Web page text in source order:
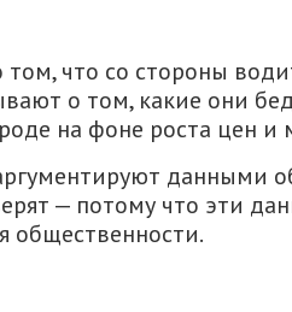
что со стороны
о том, какие они
на фоне роста цен
данными
— потому что эти
общественности.